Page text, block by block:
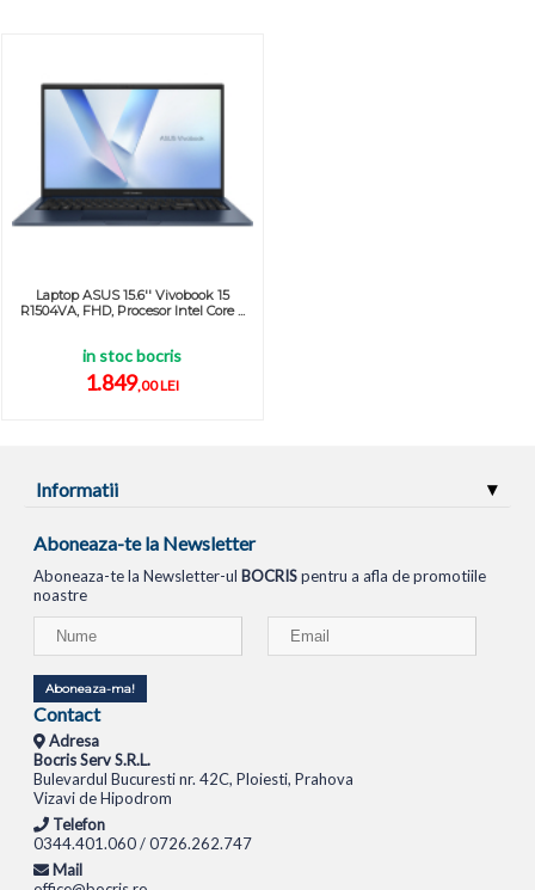
Laptop ASUS 15.6'' Vivobook 15
R1504VA, FHD, Procesor Intel Core ...
in stoc bocris
1.849,00 LEI
Informatii
Aboneaza-te la Newsletter
Aboneaza-te la Newsletter-ul BOCRISpentru a afla de promotiile
noastre
Aboneaza-ma!
Contact
Adresa
Bocris Serv S.R.L.
Bulevardul Bucuresti nr. 42C, Ploiesti, Prahova
Vizavi de Hipodrom
Telefon
0344.401.060 / 0726.262.747
Mail